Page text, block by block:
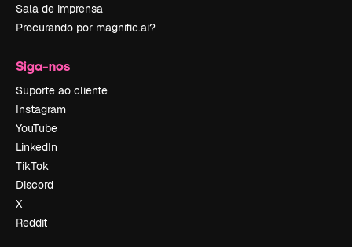
Sala de imprensa
Procurando por magnific.ai?
Siga-nos
Suporte ao cliente
Instagram
YouTube
LinkedIn
TikTok
Discord
X
Reddit